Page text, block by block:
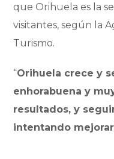
que Orihuela es la
visitantes, según la
Turismo.
“Orihuela crece y
enhorabuena y
resultados, y
intentando mejorar